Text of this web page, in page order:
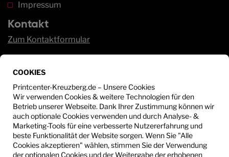
Impressum
Kontakt
Zum Kontaktformular
Sie haben Fragen?
Wir beraten Sie gerne unter:
+49 30 - 612 53 25
info@printcenter-kreuzberg.de
COOKIES
Printcenter-Kreuzberg.de – Unsere Cookies
Wir verwenden Cookies & weitere Technologien für den
Betrieb unserer Webseite. Dank Ihrer Zustimmung können wir
auch optionale Cookies verwenden und durch Analyse- &
Marketing-Tools für eine verbesserte Nutzererfahrung und
beste Funktionalität der Website sorgen. Wenn Sie "Alle
Cookies akzeptieren" wählen, stimmen Sie der Verwendung
der optionalen Cookies und der Weitergabe der erhobenen